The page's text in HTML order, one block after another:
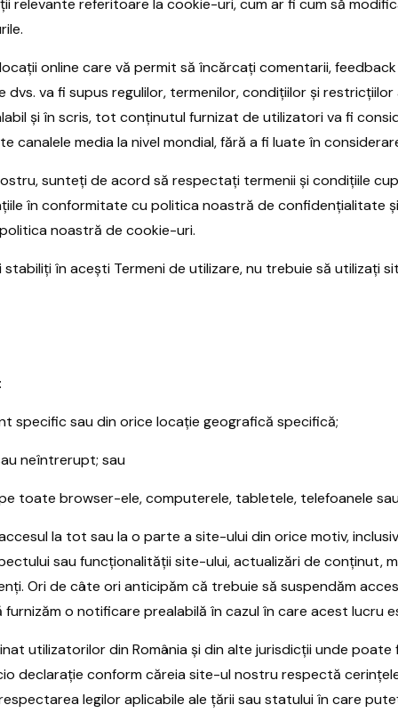
relevante referitoare la cookie-uri, cum ar fi cum să
online care vă permit să încărcați comentarii,
va fi supus regulilor, termenilor, condițiilor și
și în scris, tot conținutul furnizat de utilizatori va fi
canalele media la nivel mondial, fără a fi luate în
sunteți de acord să respectați termenii și condițiile
în conformitate cu politica noastră de confidențialitate
noastră de cookie-uri.
în acești Termeni de utilizare, nu trebuie să utilizați
specific sau din orice locație geografică specifică;
neîntrerupt; sau
toate browser-ele, computerele, tabletele, telefoanele
la tot sau la o parte a site-ului din orice motiv,
sau funcționalității site-ului, actualizări de conținut,
Ori de câte ori anticipăm că trebuie să suspendăm
o notificare prealabilă în cazul în care acest lucru
utilizatorilor din România și din alte jurisdicții unde poate
declarație conform căreia site-ul nostru respectă
legilor aplicabile ale țării sau statului în care